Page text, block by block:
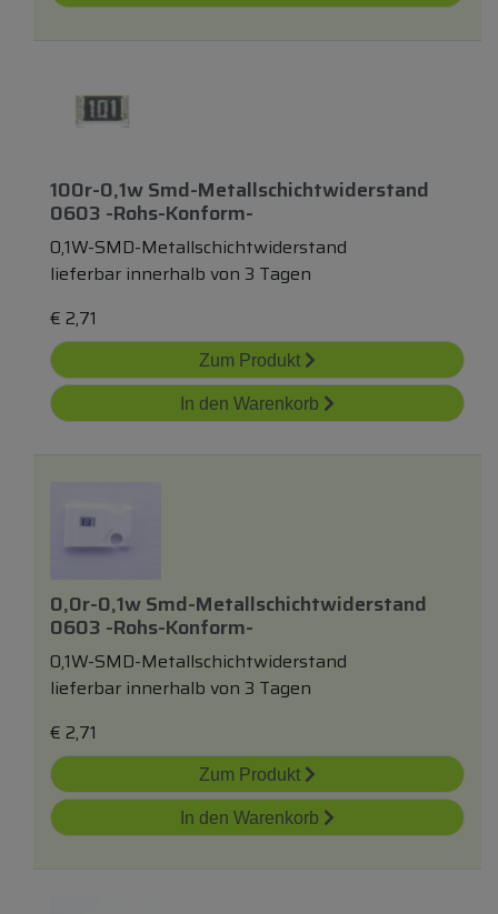
100r-0,1w Smd-Metallschichtwiderstand
0603 -rohs-Konform-
0,1W-SMD-Metallschichtwiderstand
lieferbar innerhalb von 3 Tagen
€ 2,71
Zum Produkt
In den Warenkorb
0,0r-0,1w Smd-Metallschichtwiderstand
0603 -rohs-Konform-
0,1W-SMD-Metallschichtwiderstand
lieferbar innerhalb von 3 Tagen
€ 2,71
Zum Produkt
In den Warenkorb